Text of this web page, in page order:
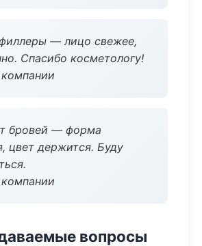
— лицо свежее,
Спасибо косметологу!
бровей — форма
цвет держится. Буду
вопросы